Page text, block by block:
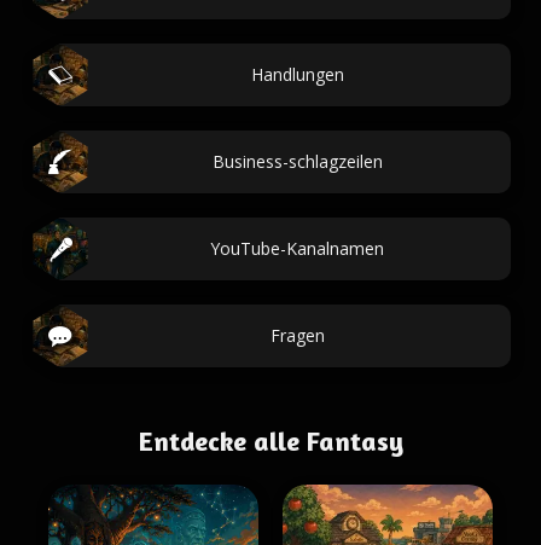
Handlungen
Business-schlagzeilen
YouTube-Kanalnamen
Fragen
Entdecke alle Fantasy